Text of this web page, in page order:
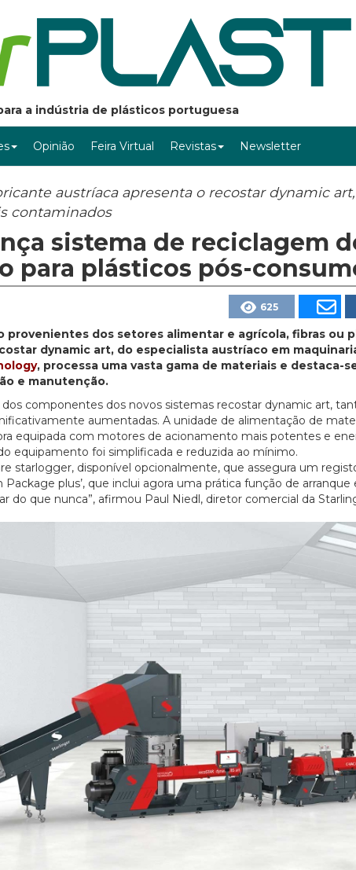
a indústria de plásticos portuguesa
Opinião Feira Virtual Revistas Newsletter
austríaca apresenta o recostar dynamic
contaminados
sistema de reciclagem
para plásticos pós-
625
provenientes dos setores alimentar e agrícola, fibras ou
dynamic art, do especialista austríaco em
, processa uma vasta gama de materiais e destaca-
e manutenção.
dos componentes dos novos sistemas recostar dynamic art,
aumentadas. A unidade de alimentação de
equipada com motores de acionamento mais potentes e
equipamento foi simplificada e reduzida ao mínimo.
starlogger, disponível opcionalmente, que assegura um
plus’, que inclui agora uma prática função de
do que nunca”, afirmou Paul Niedl, diretor comercial da